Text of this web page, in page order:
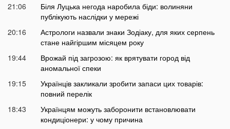
21:06
Біля Луцька негода наробила біди: волиняни
публікують наслідки у мережі
20:16
Астрологи назвали знаки Зодіаку, для яких серпень
стане найгіршим місяцем року
19:44
Врожай під загрозою: як врятувати город від
аномальної спеки
19:15
Українців закликали зробити запаси цих товарів:
повний перелік
18:43
Українцям можуть заборонити встановлювати
кондиціонери: у чому причина